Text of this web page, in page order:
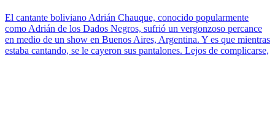
El cantante boliviano Adrián Chauque, conocido popularmente
como Adrián de los Dados Negros, sufrió un vergonzoso percance
en medio de un show en Buenos Aires, Argentina. Y es que mientras
estaba cantando, se le cayeron sus pantalones. Lejos de complicarse,